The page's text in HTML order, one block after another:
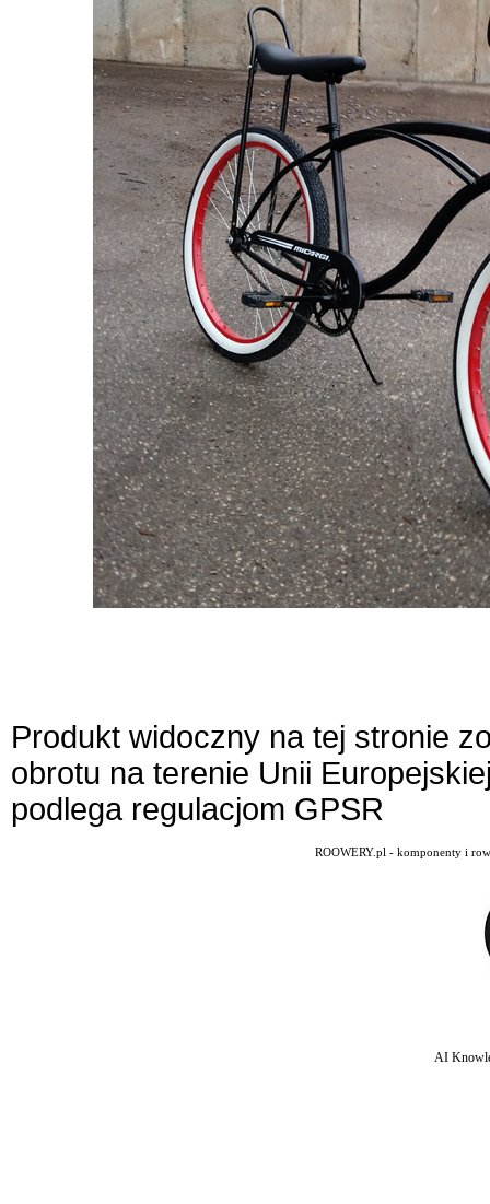
Produkt widoczny na tej stronie
obrotu na terenie Unii
podlega regulacjom GPSR
ROOWERY.pl - komponenty i
AI